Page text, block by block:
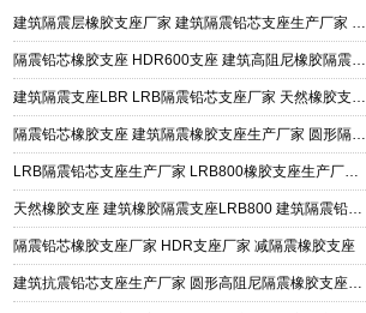
建筑隔震层橡胶支座厂家 建筑隔震铅芯支座生产厂家 建筑抗震铅芯支座生产厂家
隔震铅芯橡胶支座 HDR600支座 建筑高阻尼橡胶隔震支座生产厂家
建筑隔震支座LBR LRB隔震铅芯支座厂家 天然橡胶支座(LNR)
隔震铅芯橡胶支座 建筑隔震橡胶支座生产厂家 圆形隔震支座
LRB隔震铅芯支座生产厂家 LRB800橡胶支座生产厂家 LNR300支座厂家
天然橡胶支座 建筑橡胶隔震支座LRB800 建筑隔震铅芯橡胶支座生产厂家
隔震铅芯橡胶支座厂家 HDR支座厂家 减隔震橡胶支座
建筑抗震铅芯支座生产厂家 圆形高阻尼隔震橡胶支座生产厂家 建筑隔震铅芯橡胶支座厂家